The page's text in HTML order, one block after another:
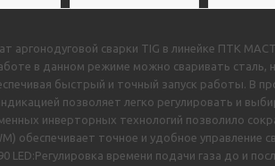
аргонодуговой сварки TIG в линейке ПТК
в данном режиме можно сваривать сталь,
быстрый и точный запуск работы. В
позволяет легко регулировать и
инверторных технологий позволило
обеспечивает точное и удобное
времени подачи газа до и